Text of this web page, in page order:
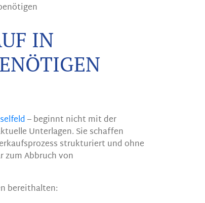
IN
– beginnt nicht mit der
Unterlagen. Sie schaffen
strukturiert und ohne
zum Abbruch von
bereithalten: